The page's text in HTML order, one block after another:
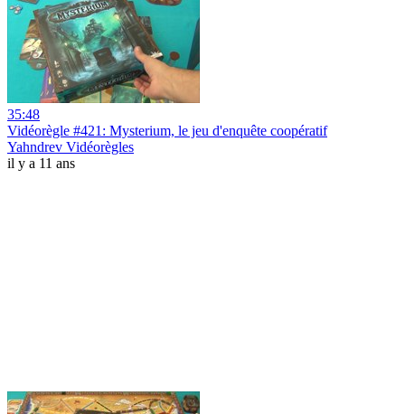
35:48
Vidéorègle #421: Mysterium, le jeu d'enquête coopératif
Yahndrev Vidéorègles
il y a 11 ans